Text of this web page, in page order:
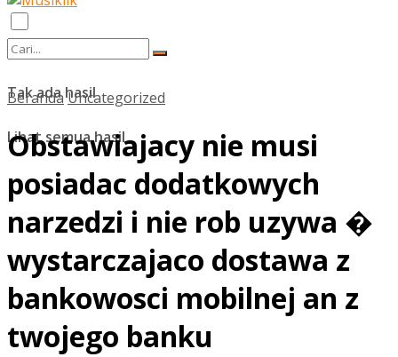
Tak ada hasil
Lihat semua hasil
Beranda Uncategorized
Obstawiajacy nie musi
posiadac dodatkowych
narzedzi i nie rob uzywa �
wystarczajaco dostawa z
bankowosci mobilnej an z
twojego banku